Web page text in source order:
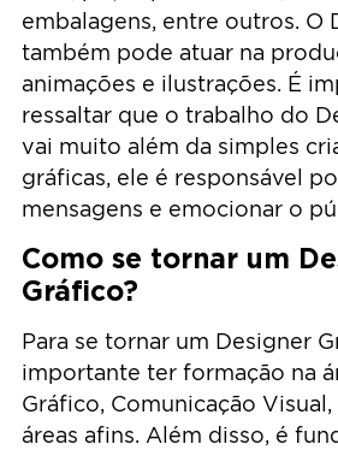
embalagens, entre outros. O
também pode atuar na
animações e ilustrações. É
ressaltar que o trabalho do
vai muito além da simples
gráficas, ele é responsável
mensagens e emocionar o
Como se tornar um
Gráfico?
Para se tornar um Designer
importante ter formação na
Gráfico, Comunicação
áreas afins. Além disso, é